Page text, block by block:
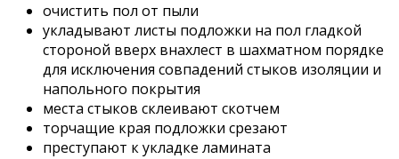
очистить пол от пыли
укладывают листы подложки на пол гладкой
стороной вверх внахлест в шахматном порядке
для исключения совпадений стыков изоляции и
напольного покрытия
места стыков склеивают скотчем
торчащие края подложки срезают
преступают к укладке ламината